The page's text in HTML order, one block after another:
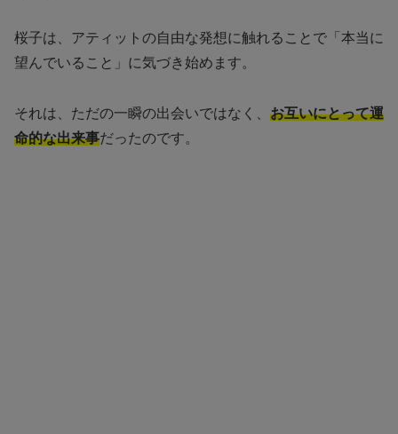
桜子は、アティットの自由な発想に触れることで「本当に
望んでいること」に気づき始めます。
それは、ただの一瞬の出会いではなく、 お互いにとって運
命的な出来事だったのです。